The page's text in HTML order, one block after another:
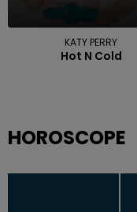
KATY PERRY
Hot N Cold
HOROSCOPE